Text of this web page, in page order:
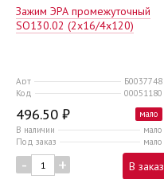
Зажим ЭРА промежуточный
SO130.02 (2x16/4x120)
Арт
Б0037748
Код
00051180
496.50 ₽
мало
В наличии
мало
Под заказ
мало
- + В заказ